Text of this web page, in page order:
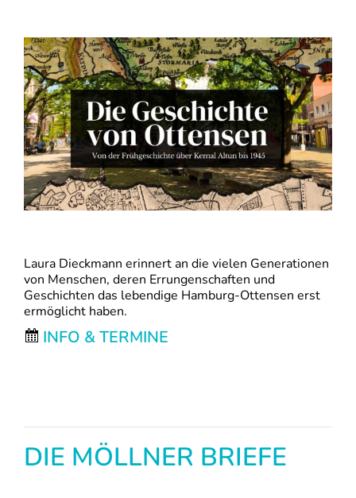
Laura Dieckmann erinnert an die vielen Generationen
von Menschen, deren Errungenschaften und
Geschichten das lebendige Hamburg-Ottensen erst
ermöglicht haben.
INFO & TERMINE
DIE MÖLLNER BRIEFE